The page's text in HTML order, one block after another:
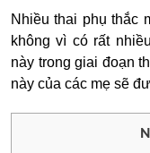
Tác Giả: Nguyễn Thị
Thị Hậu
Nhiều thai phụ thắc
không vì có rất
này trong giai đoạn
này của các mẹ sẽ